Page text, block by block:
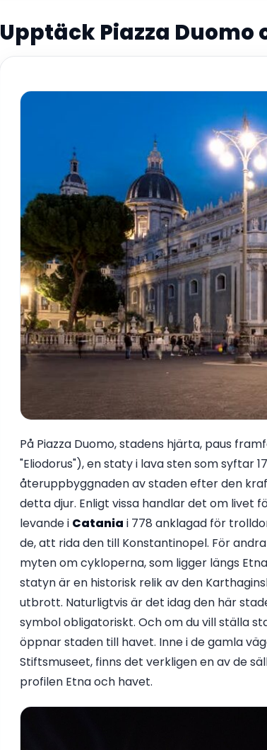
Upptäck Piazza
På Piazza Duomo, stadens hjärta, paus
"Eliodorus"), en staty i lava sten som syftar
återuppbyggnaden av staden efter den
detta djur. Enligt vissa handlar det om livet
levande i Catania i 778 anklagad för
de, att rida den till Konstantinopel. För
myten om cykloperna, som ligger längs
statyn är en historisk relik av den
utbrott. Naturligtvis är det idag den här
symbol obligatoriskt. Och om du vill ställa
öppnar staden till havet. Inne i de gamla
Stiftsmuseet, finns det verkligen en av de
profilen Etna och havet.